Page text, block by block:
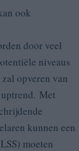
ook
door veel
niveaus
opveren van
Met
kunnen een
moeten